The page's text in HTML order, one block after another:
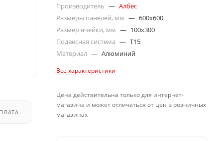
Производитель — Албес
Размеры панелей, мм — 600x600
Размер ячейки, мм — 100x300
Подвесная система — T15
Материал — Алюминий
Все характеристики
Цена действительна только для интернет-
магазина и может отличаться от цен в розничных
магазинах